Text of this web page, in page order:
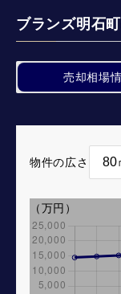
ブランズ明石
売却相場
物件の広さ
（万円）